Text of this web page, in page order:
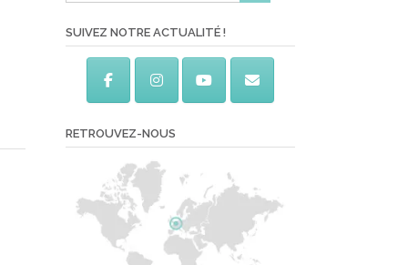
SUIVEZ NOTRE ACTUALITÉ !
RETROUVEZ-NOUS